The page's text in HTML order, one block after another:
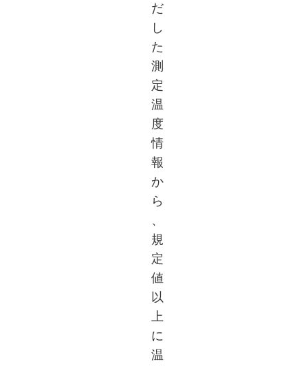
だ
し
た
測
定
温
度
情
報
か
ら
、
規
定
値
以
上
に
温